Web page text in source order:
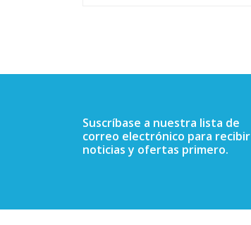
Suscríbase a nuestra lista de
correo electrónico para recibir
noticias y ofertas primero.